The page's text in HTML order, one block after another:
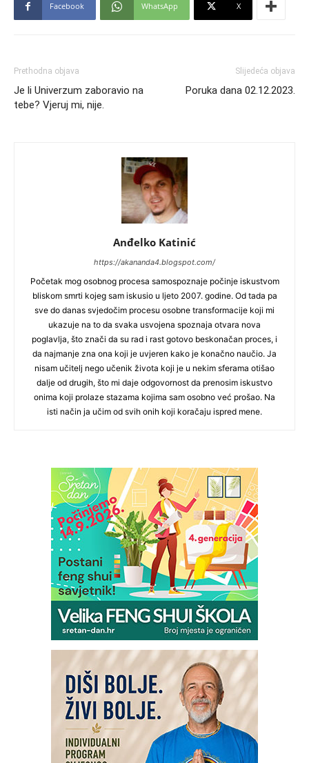
Facebook WhatsApp X
Prethodna objava
Je li Univerzum zaboravio na
tebe? Vjeruj mi, nije.
Slijedeća objava
Poruka dana 02.12.2023.
Anđelko Katinić
https://akananda4.blogspot.com/
Početak mog osobnog procesa samospoznaje počinje iskustvom
bliskom smrti kojeg sam iskusio u ljeto 2007. godine. Od tada pa
sve do danas svjedočim procesu osobne transformacije koji mi
ukazuje na to da svaka usvojena spoznaja otvara nova
poglavlja, što znači da su rad i rast gotovo beskonačan proces, i
da najmanje zna ona koji je uvjeren kako je konačno naučio. Ja
nisam učitelj nego učenik života koji je u nekim sferama otišao
dalje od drugih, što mi daje odgovornost da prenosim iskustvo
onima koji prolaze stazama kojima sam osobno već prošao. Na
isti način ja učim od svih onih koji koračaju ispred mene.